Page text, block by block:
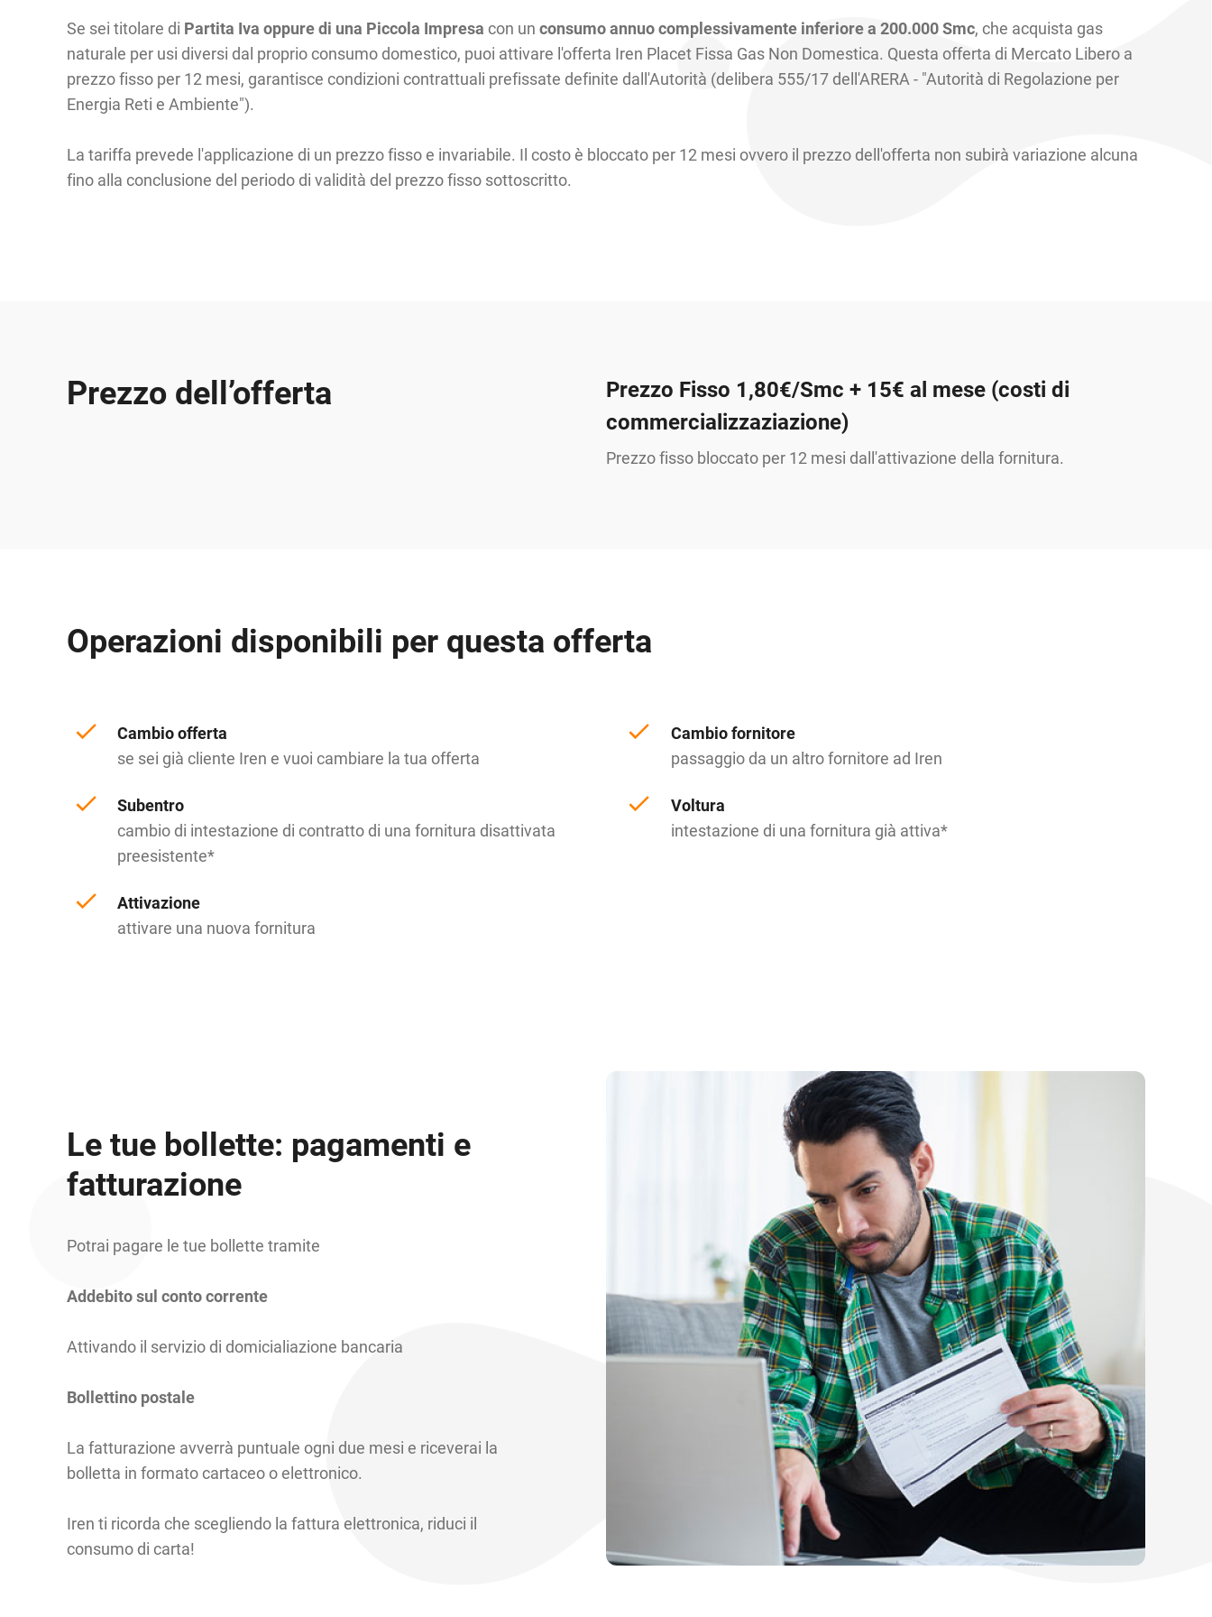
Se sei titolare di Partita Iva oppure di una Piccola Impresa con un consumo annuo complessivamente inferiore a 200.000 Smc, che acquista gas
naturale per usi diversi dal proprio consumo domestico, puoi attivare l'offerta Iren Placet Fissa Gas Non Domestica. Questa offerta di Mercato Libero a
prezzo fisso per 12 mesi, garantisce condizioni contrattuali prefissate definite dall'Autorità (delibera 555/17 dell'ARERA - "Autorità di Regolazione per
Energia Reti e Ambiente").
La tariffa prevede l'applicazione di un prezzo fisso e invariabile. Il costo è bloccato per 12 mesi ovvero il prezzo dell'offerta non subirà variazione alcuna
fino alla conclusione del periodo di validità del prezzo fisso sottoscritto.
Prezzo dell’offerta
Prezzo Fisso 1,80€/Smc + 15€ al mese (costi di
commercializzaziazione)
Prezzo fisso bloccato per 12 mesi dall'attivazione della fornitura.
Operazioni disponibili per questa offerta
Cambio offerta
se sei già cliente Iren e vuoi cambiare la tua offerta
Cambio fornitore
passaggio da un altro fornitore ad Iren
Subentro
cambio di intestazione di contratto di una fornitura disattivata
preesistente*
Voltura
intestazione di una fornitura già attiva*
Attivazione
attivare una nuova fornitura
Le tue bollette: pagamenti e
fatturazione
Potrai pagare le tue bollette tramite
Addebito sul conto corrente
Attivando il servizio di domicialiazione bancaria
Bollettino postale
La fatturazione avverrà puntuale ogni due mesi e riceverai la
bolletta in formato cartaceo o elettronico.
Iren ti ricorda che scegliendo la fattura elettronica, riduci il
consumo di carta!